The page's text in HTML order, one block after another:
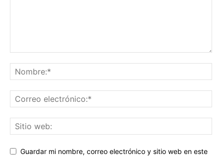
Guardar mi nombre, correo electrónico y sitio web en este